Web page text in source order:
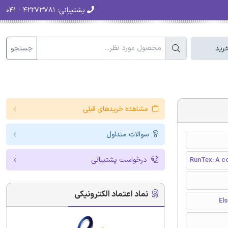
پشتیبانی:
جستجو
RunTex: A
مشاهده خریدهای قبلی
سوالات متداول
درخواست پشتیبانی
نماد اعتماد الکترونیکی